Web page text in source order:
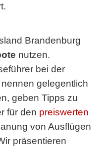
Brandenburg
nutzen.
bei der
nennen gelegentlich
geben Tipps zu
für den preiswerten
von Ausflügen
präsentieren